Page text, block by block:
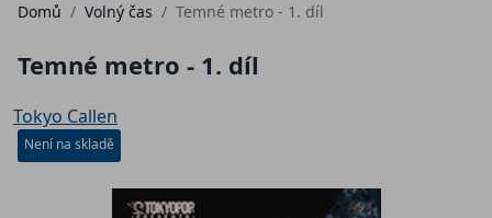
Domů / Volný čas / Temné metro - 1. díl
Temné metro - 1. díl
Tokyo Callen
Není na skladě